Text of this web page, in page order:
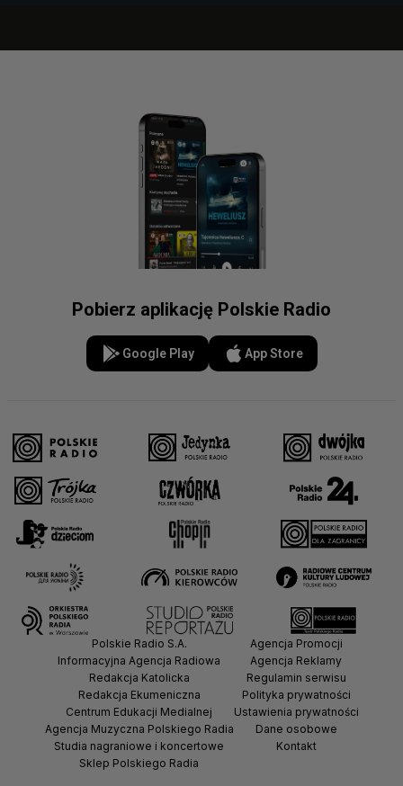
Pobierz aplikację Polskie Radio
Google Play App Store
Polskie Radio S.A.
Informacyjna Agencja Radiowa
Redakcja Katolicka
Redakcja Ekumeniczna
Centrum Edukacji Medialnej
Agencja Muzyczna Polskiego Radia
Studia nagraniowe i koncertowe
Sklep Polskiego Radia
Agencja Promocji
Agencja Reklamy
Regulamin serwisu
Polityka prywatności
Ustawienia prywatności
Dane osobowe
Kontakt